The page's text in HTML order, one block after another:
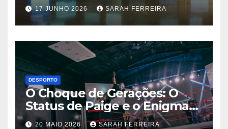
Shows de 2026
17 JUNHO 2026 SARAH FERREIRA
DESPORTO
O Choque de Gerações: O
Status de Paige e o Enigma
Chris Jericho na WWE
20 MAIO 2026 SARAH FERREIRA